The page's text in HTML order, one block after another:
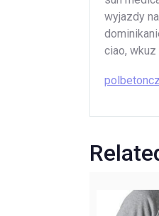
wyjazdy
ciao, wkuz